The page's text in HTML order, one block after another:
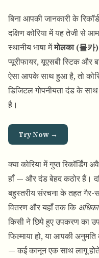
बिना आपकी जानकारी के
दक्षिण कोरिया में यह तेजी से
स्थानीय भाषा मेंमोलका (몰카)
प्यूरीफायर, यूएसबी स्टिक और
ऐसा आपके साथ हुआ है, तो
डिजिटल गोपनीयता दंड के
है।
Try Now →
क्या कोरिया में गुप्त रिकॉर्डिंग
हाँ — और दंड बेहद कठोर हैं।
बहुस्तरीय संरचना के तहत गैर-
वितरण और यहाँ तक कि
किसी ने छिपे हुए उपकरण का
फिल्माया हो, या आपकी अनुमति
— कई कानून एक साथ लागू